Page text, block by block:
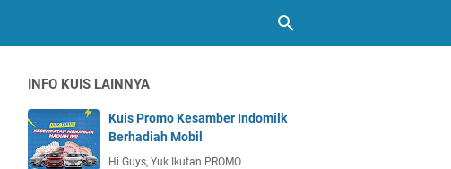
INFO KUIS LAINNYA
Kuis Promo Kesamber Indomilk
Berhadiah Mobil
Hi Guys, Yuk Ikutan PROMO